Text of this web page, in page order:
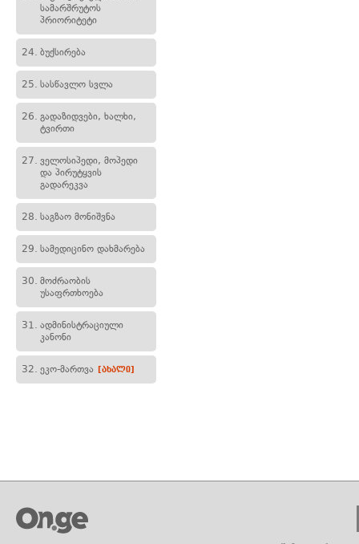
სამარშრუტოს
პრიორიტეტი
24. ბუქსირება
25. სასწავლო სვლა
26. გადაზიდვები, ხალხი,
ტვირთი
27. ველოსიპედი, მოპედი
და პირუტყვის
გადარეკვა
28. საგზაო მონიშვნა
29. სამედიცინო დახმარება
30. მოძრაობის
უსაფრთხოება
31. ადმინისტრაციული
კანონი
32. ეკო-მართვა [ახალი]